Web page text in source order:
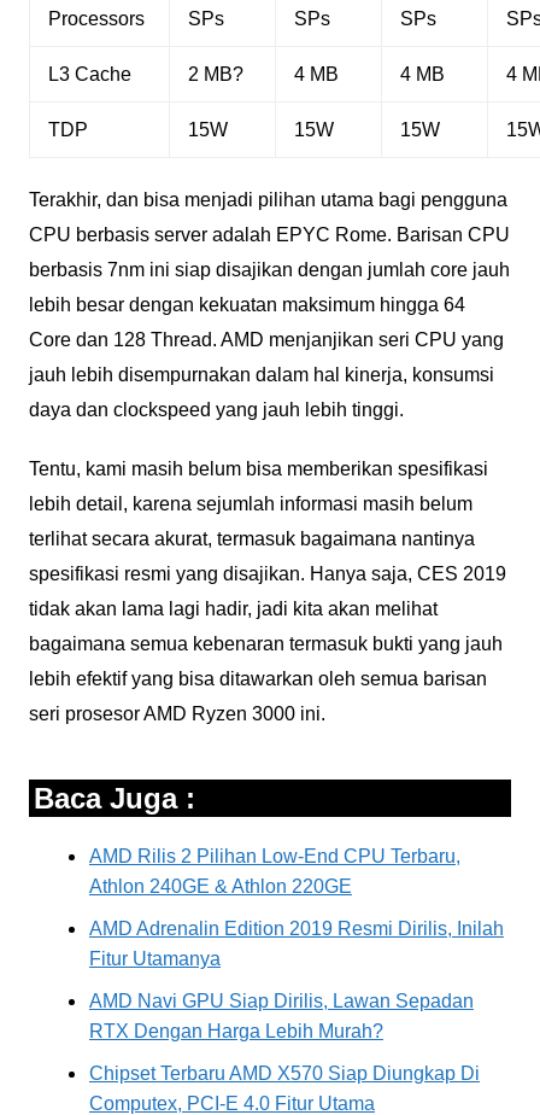
Processors
SPs
SPs
SPs
L3 Cache 2 MB? 4 MB 4 MB 4
TDP 15W 15W 15W
Terakhir, dan bisa menjadi pilihan utama bagi pengguna
CPU berbasis server adalah EPYC Rome. Barisan CPU
berbasis 7nm ini siap disajikan dengan jumlah core jauh
lebih besar dengan kekuatan maksimum hingga 64
Core dan 128 Thread. AMD menjanjikan seri CPU yang
jauh lebih disempurnakan dalam hal kinerja, konsumsi
daya dan clockspeed yang jauh lebih tinggi.
Tentu, kami masih belum bisa memberikan spesifikasi
lebih detail, karena sejumlah informasi masih belum
terlihat secara akurat, termasuk bagaimana nantinya
spesifikasi resmi yang disajikan. Hanya saja, CES 2019
tidak akan lama lagi hadir, jadi kita akan melihat
bagaimana semua kebenaran termasuk bukti yang jauh
lebih efektif yang bisa ditawarkan oleh semua barisan
seri prosesor AMD Ryzen 3000 ini.
Baca Juga :
AMD Rilis 2 Pilihan Low-End CPU Terbaru,
Athlon 240GE & Athlon 220GE
AMD Adrenalin Edition 2019 Resmi Dirilis, Inilah
Fitur Utamanya
AMD Navi GPU Siap Dirilis, Lawan Sepadan
RTX Dengan Harga Lebih Murah?
Chipset Terbaru AMD X570 Siap Diungkap Di
Computex, PCI-E 4.0 Fitur Utama